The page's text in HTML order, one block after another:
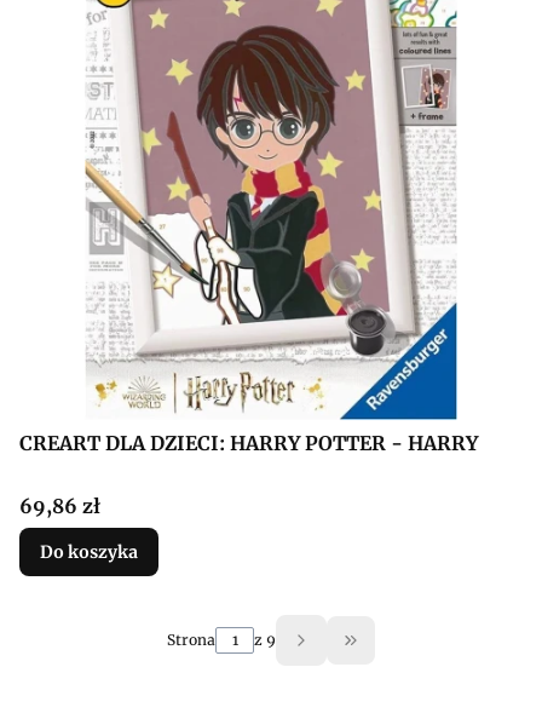
CREART DLA DZIECI: HARRY POTTER - HARRY
Cena
69,86 zł
Do koszyka
Strona z 9 Przejdź do ostatniej